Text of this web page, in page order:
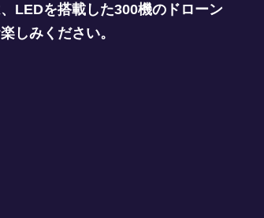
LEDを搭載した300機のドローン
しみください。